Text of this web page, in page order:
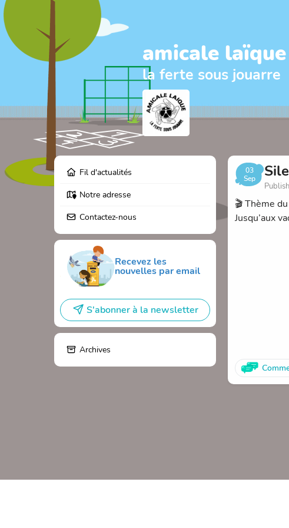
amicale laïque
la ferte sous jouarre
Fil d'actualités
Notre adresse
Contactez-nous
Recevez les
nouvelles par email
S'abonner à la newsletter
Archives
03
Sep
🎬 Thème
Jusqu’aux